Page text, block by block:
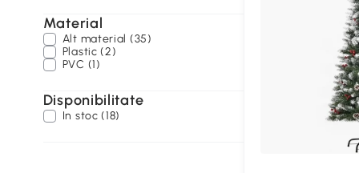
Material
Alt material (35)
Plastic (2)
PVC (1)
Disponibilitate
In stoc (18)